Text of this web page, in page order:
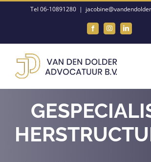
Tel 06-10891280 |
FacebookInstagramLinkedIn